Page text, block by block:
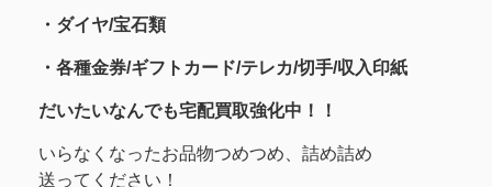
・ ダイヤ/宝石類
・各種金券/ギフトカード/テレカ/切手/収入印紙
だいたいなんでも宅配買取強化中！！
いらなくなったお品物つめつめ、詰め詰め
送ってください！